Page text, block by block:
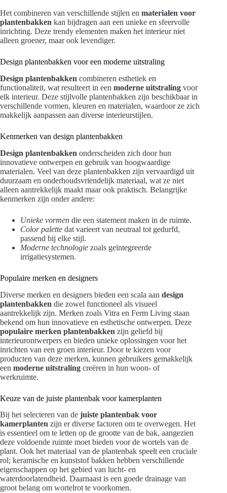
Het combineren van verschillende stijlen en materialen voor
plantenbakken kan bijdragen aan een unieke en sfeervolle
inrichting. Deze trendy elementen maken het interieur niet
alleen groener, maar ook levendiger.
Design plantenbakken voor een moderne uitstraling
Design plantenbakken combineren esthetiek en
functionaliteit, wat resulteert in een moderne uitstraling voor
elk interieur. Deze stijlvolle plantenbakken zijn beschikbaar in
verschillende vormen, kleuren en materialen, waardoor ze zich
makkelijk aanpassen aan diverse interieurstijlen.
Kenmerken van design plantenbakken
Design plantenbakken onderscheiden zich door hun
innovatieve ontwerpen en gebruik van hoogwaardige
materialen. Veel van deze plantenbakken zijn vervaardigd uit
duurzaam en onderhoudsvriendelijk materiaal, wat ze niet
alleen aantrekkelijk maakt maar ook praktisch. Belangrijke
kenmerken zijn onder andere:
Unieke vormen die een statement maken in de ruimte.
Color palette dat varieert van neutraal tot gedurfd,
passend bij elke stijl.
Moderne technologie zoals geïntegreerde
irrigatiesystemen.
Populaire merken en designers
Diverse merken en designers bieden een scala aan design
plantenbakken die zowel functioneel als visueel
aantrekkelijk zijn. Merken zoals Vitra en Ferm Living staan
bekend om hun innovatieve en esthetische ontwerpen. Deze
populaire merken plantenbakken zijn geliefd bij
interieurontwerpers en bieden unieke oplossingen voor het
inrichten van een groen interieur. Door te kiezen voor
producten van deze merken, kunnen gebruikers gemakkelijk
een moderne uitstraling creëren in hun woon- of
werkruimte.
Keuze van de juiste plantenbak voor kamerplanten
Bij het selecteren van de juiste plantenbak voor
kamerplanten zijn er diverse factoren om te overwegen. Het
is essentieel om te letten op de grootte van de bak, aangezien
deze voldoende ruimte moet bieden voor de wortels van de
plant. Ook het materiaal van de plantenbak speelt een cruciale
rol; keramische en kunststof bakken hebben verschillende
eigenschappen op het gebied van lucht- en
waterdoorlatendheid. Daarnaast is een goede drainage van
groot belang om wortelrot te voorkomen.